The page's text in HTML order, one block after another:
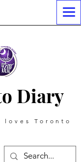
Diary
loves Toronto